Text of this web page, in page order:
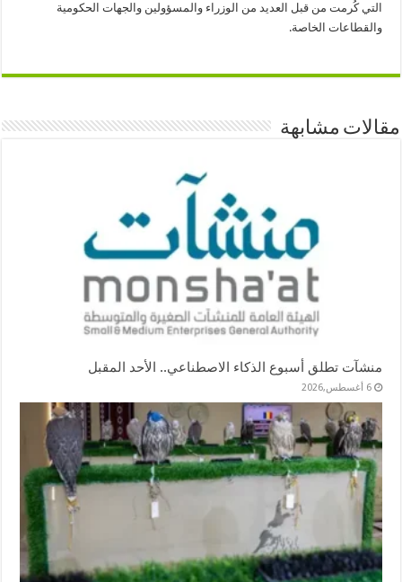
التي كُرمت من قبل العديد من الوزراء والمسؤولين والجهات الحكومية
والقطاعات الخاصة.
مقالات مشابهة
منشآت تطلق أسبوع الذكاء الاصطناعي.. الأحد المقبل
6 أغسطس,2026